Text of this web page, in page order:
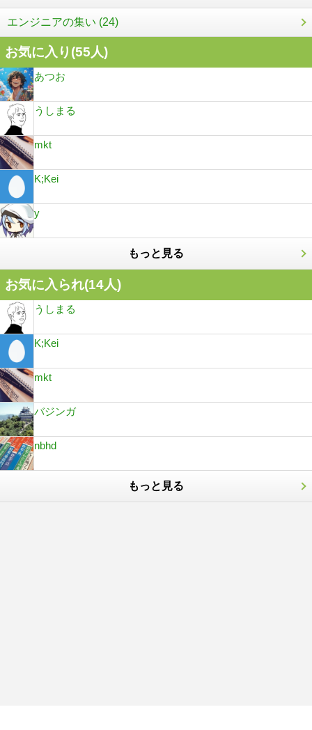
エンジニアの集い (24)
お気に入り(55人)
あつお
うしまる
mkt
K;Kei
y
もっと見る
お気に入られ(14人)
うしまる
K;Kei
mkt
バジンガ
nbhd
もっと見る